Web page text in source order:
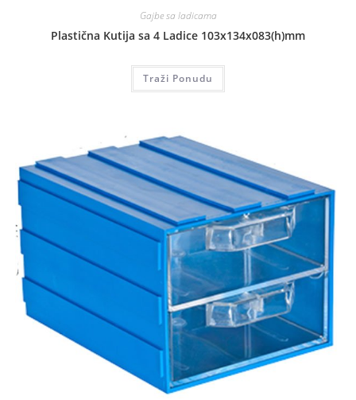
Gajbe sa ladicama
Plastična Kutija sa 4 Ladice 103x134x083(h)mm
Traži Ponudu